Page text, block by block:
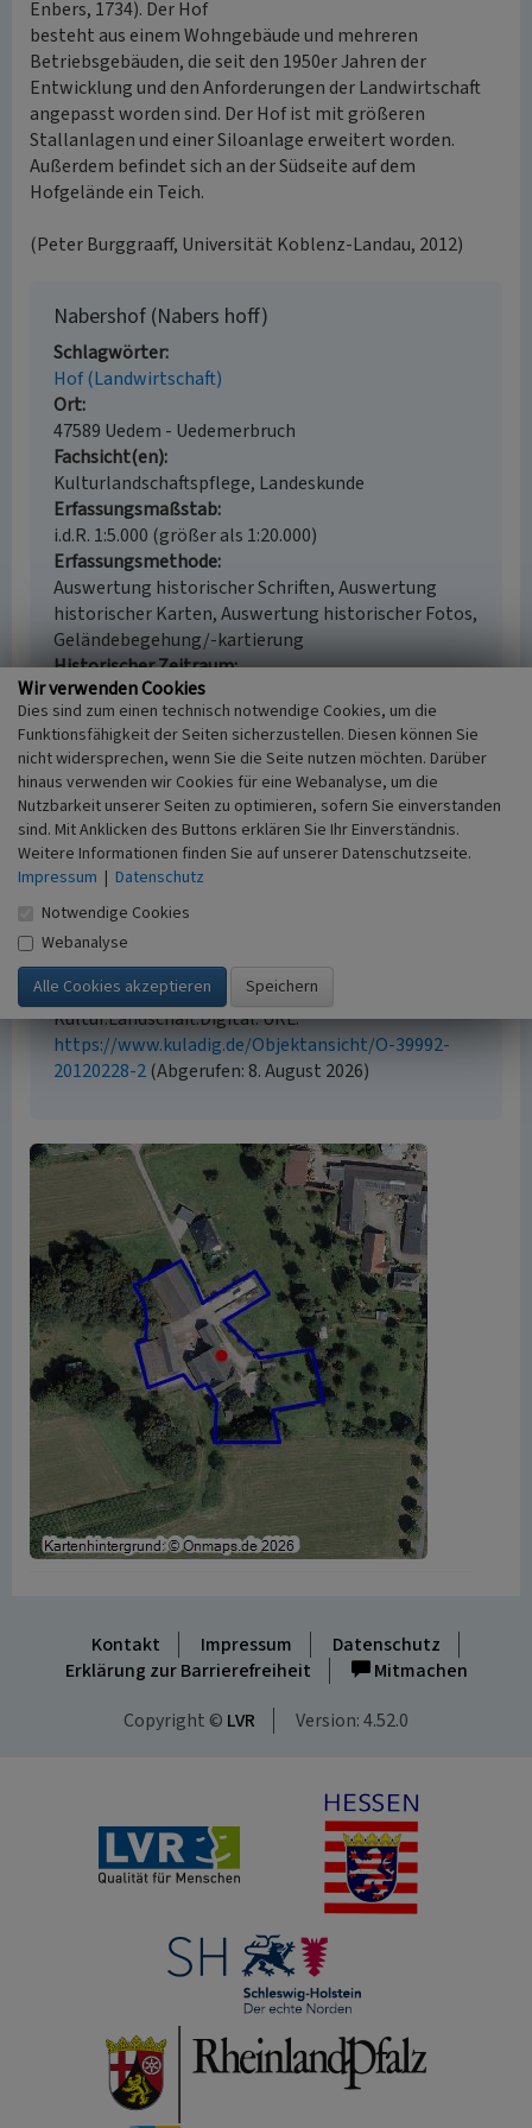
Enbers, 1734). Der Hof
besteht aus einem Wohngebäude und mehreren
Betriebsgebäuden, die seit den 1950er Jahren der
Entwicklung und den Anforderungen der Landwirtschaft
angepasst worden sind. Der Hof ist mit größeren
Stallanlagen und einer Siloanlage erweitert worden.
Außerdem befindet sich an der Südseite auf dem
Hofgelände ein Teich.
(Peter Burggraaff, Universität Koblenz-Landau, 2012)
Nabershof (Nabers hoff)
Schlagwörter
Hof (Landwirtschaft)
Ort
47589 Uedem - Uedemerbruch
Fachsicht(en)
Kulturlandschaftspflege, Landeskunde
Erfassungsmaßstab
i.d.R. 1:5.000 (größer als 1:20.000)
Erfassungsmethode
Auswertung historischer Schriften, Auswertung
historischer Karten, Auswertung historischer Fotos,
Geländebegehung/-kartierung
Historischer Zeitraum
Beginn 1700 bis 1734
Empfohlene Zitierweise
Urheberrechtlicher Hinweis
Der hier präsentierte Inhalt ist urheberrechtlich
geschützt. Die angezeigten Medien unterliegen
möglicherweise zusätzlichen urheberrechtlichen
Bedingungen, die an diesen ausgewiesen sind.
Empfohlene Zitierweise
„Nabershof (Nabers hoff)”. In: KuLaDig,
Kultur.Landschaft.Digital. URL:
https://www.kuladig.de/Objektansicht/O-39992-
20120228-2(Abgerufen: 8. August 2026)
Kontakt Impressum
Datenschutz
Erklärung zur Barrierefreiheit
Mitmachen
Copyright © LVR Version: 4.52.0
Wir verwenden Cookies
Dies sind zum einen technisch notwendige Cookies, um die
Funktionsfähigkeit der Seiten sicherzustellen. Diesen können Sie
nicht widersprechen, wenn Sie die Seite nutzen möchten. Darüber
hinaus verwenden wir Cookies für eine Webanalyse, um die
Nutzbarkeit unserer Seiten zu optimieren, sofern Sie einverstanden
sind. Mit Anklicken des Buttons erklären Sie Ihr Einverständnis.
Weitere Informationen finden Sie auf unserer Datenschutzseite.
Impressum | Datenschutz
Notwendige Cookies
Webanalyse